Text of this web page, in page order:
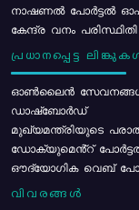
നാഷണൽ പോർട്ടൽ
കേന്ദ്ര വനം
പ്രധാനപ്പെട്ട
ഓൺലൈൻ
ഡാഷ്ബോർഡ്
മുഖ്യമന്ത്രിയുടെ
ഡോക്യുമെൻ്റ്
ഔദ്യോഗിക വെബ്
വിവരങ്ങൾ